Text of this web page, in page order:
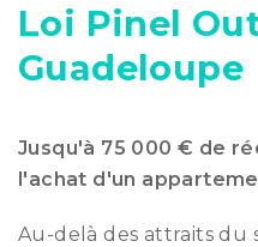
Loi Pinel
Guadeloupe
Jusqu'à 75 000 € de
l'achat d'un
Au-delà des attraits du